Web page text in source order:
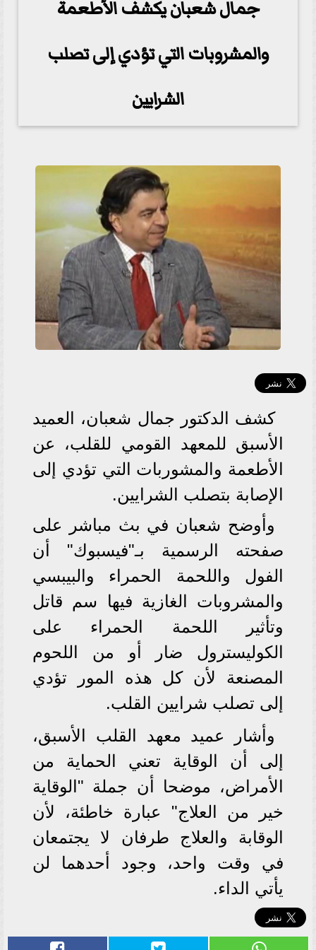
جمال شعبان يكشف الأطعمة
والمشروبات التي تؤدي إلى تصلب
الشرايين
كشف الدكتور جمال شعبان، العميد
الأسبق للمعهد القومي للقلب، عن
الأطعمة والمشوربات التي تؤدي إلى
الإصابة بتصلب الشرايين.
وأوضح شعبان في بث مباشر على
صفحته الرسمية بـ"فيسبوك" أن
الفول واللحمة الحمراء والبيبسي
والمشروبات الغازية فيها سم قاتل
وتأثير اللحمة الحمراء على
الكوليسترول ضار أو من اللحوم
المصنعة لأن كل هذه المور تؤدي
إلى تصلب شرايين القلب.
وأشار عميد معهد القلب الأسبق،
إلى أن الوقاية تعني الحماية من
الأمراض، موضحا أن جملة "الوقاية
خير من العلاج" عبارة خاطئة، لأن
الوقابة والعلاج طرفان لا يجتمعان
في وقت واحد، وجود أحدهما لن
يأتي الداء.